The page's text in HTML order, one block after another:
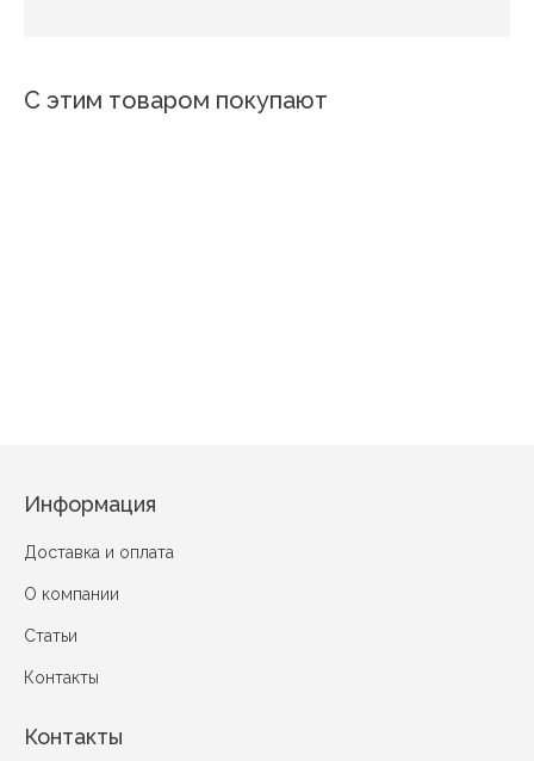
С этим товаром покупают
Информация
Доставка и оплата
О компании
Статьи
Контакты
Контакты